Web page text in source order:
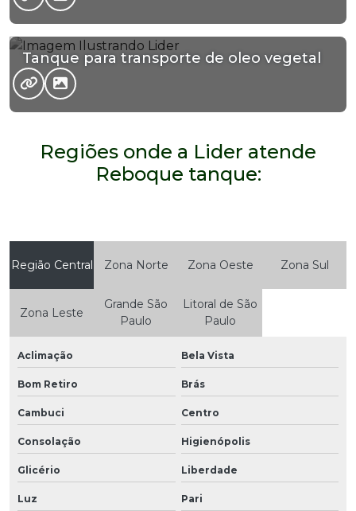
Tanque para transporte de oleo vegetal
Regiões onde a Lider atende
Reboque tanque:
Região Central Zona Norte Zona Oeste Zona Sul
Zona Leste
Grande São
Paulo
Litoral de São
Paulo
Aclimação Bela Vista
Bom Retiro Brás
Cambuci Centro
Consolação Higienópolis
Glicério Liberdade
Luz Pari